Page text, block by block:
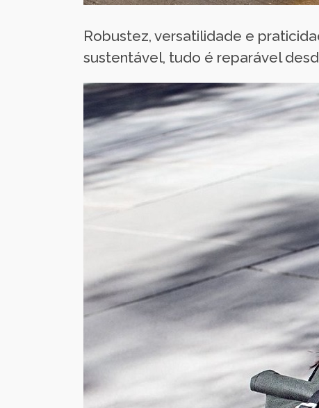
Robustez, versatilidade e
sustentável, tudo é reparável